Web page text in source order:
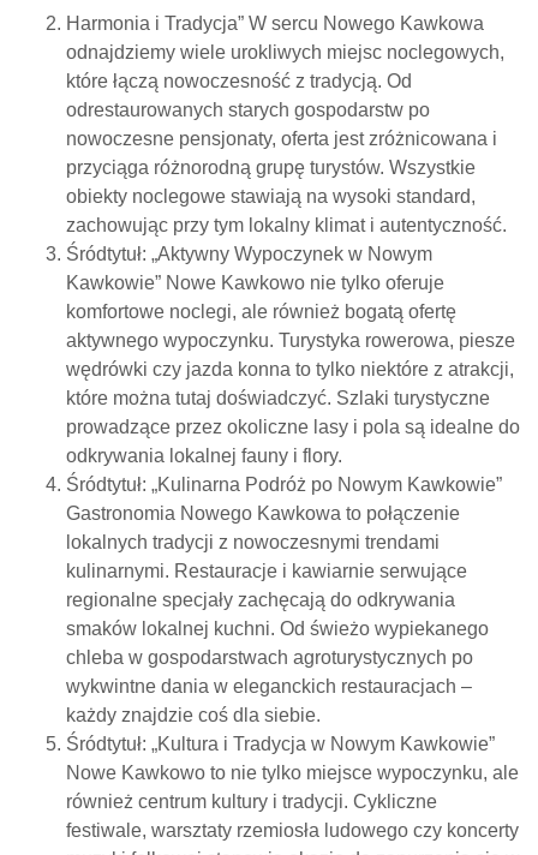
Harmonia i Tradycja” W sercu Nowego Kawkowa
odnajdziemy wiele urokliwych miejsc noclegowych,
które łączą nowoczesność z tradycją. Od
odrestaurowanych starych gospodarstw po
nowoczesne pensjonaty, oferta jest zróżnicowana i
przyciąga różnorodną grupę turystów. Wszystkie
obiekty noclegowe stawiają na wysoki standard,
zachowując przy tym lokalny klimat i autentyczność.
Śródtytuł: „Aktywny Wypoczynek w Nowym
Kawkowie” Nowe Kawkowo nie tylko oferuje
komfortowe noclegi, ale również bogatą ofertę
aktywnego wypoczynku. Turystyka rowerowa, piesze
wędrówki czy jazda konna to tylko niektóre z atrakcji,
które można tutaj doświadczyć. Szlaki turystyczne
prowadzące przez okoliczne lasy i pola są idealne do
odkrywania lokalnej fauny i flory.
Śródtytuł: „Kulinarna Podróż po Nowym Kawkowie”
Gastronomia Nowego Kawkowa to połączenie
lokalnych tradycji z nowoczesnymi trendami
kulinarnymi. Restauracje i kawiarnie serwujące
regionalne specjały zachęcają do odkrywania
smaków lokalnej kuchni. Od świeżo wypiekanego
chleba w gospodarstwach agroturystycznych po
wykwintne dania w eleganckich restauracjach –
każdy znajdzie coś dla siebie.
Śródtytuł: „Kultura i Tradycja w Nowym Kawkowie”
Nowe Kawkowo to nie tylko miejsce wypoczynku, ale
również centrum kultury i tradycji. Cykliczne
festiwale, warsztaty rzemiosła ludowego czy koncerty